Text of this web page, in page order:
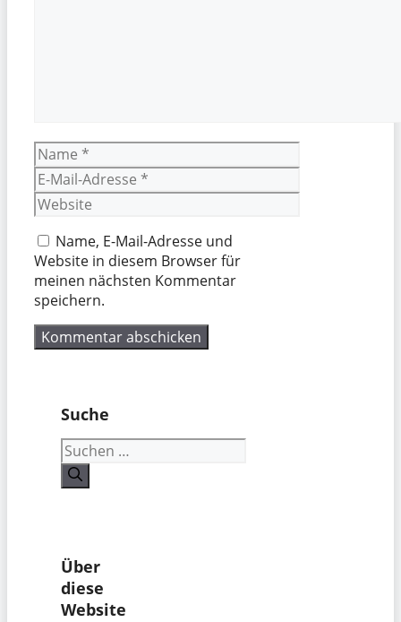
Name
E-
Mail-
Adresse
Website
Name, E-Mail-Adresse und
Website in diesem Browser für
meinen nächsten Kommentar
speichern.
Suche
Suchen
nach:
Über
diese
Website